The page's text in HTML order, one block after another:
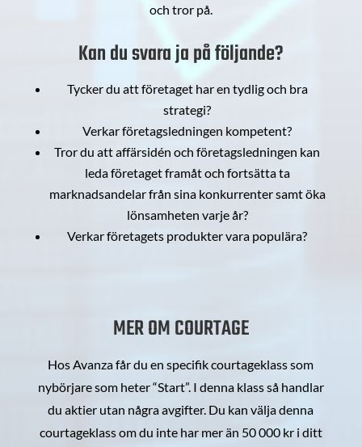
och tror på.
Kan du svara ja på följande?
Tycker du att företaget har en tydlig och bra
strategi?
Verkar företagsledningen kompetent?
Tror du att affärsidén och företagsledningen kan
leda företaget framåt och fortsätta ta
marknadsandelar från sina konkurrenter samt öka
lönsamheten varje år?
Verkar företagets produkter vara populära?
MER OM COURTAGE
Hos Avanza får du en specifik courtageklass som
nybörjare som heter “Start”. I denna klass så handlar
du aktier utan några avgifter. Du kan välja denna
courtageklass om du inte har mer än 50 000 kr i ditt